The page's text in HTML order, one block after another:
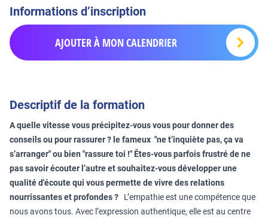
Informations d’inscription
AJOUTER À MON CALENDRIER
Descriptif de la formation
A quelle vitesse vous précipitez-vous vous pour donner des
conseils ou pour rassurer ? le fameux "ne t’inquiète pas, ça va
s’arranger" ou bien "rassure toi !" Êtes-vous parfois frustré de ne
pas savoir écouter l’autre et souhaitez-vous développer une
qualité d'écoute qui vous permette de vivre des relations
nourrissantes et profondes ? L’empathie est une compétence que
nous avons tous. Avec l’expression authentique, elle est au centre